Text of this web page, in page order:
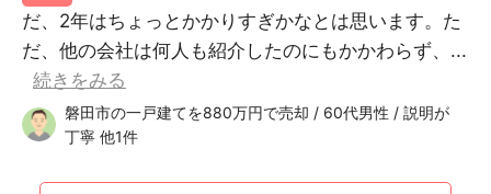
だ、2年はちょっとかかりすぎかなとは思います。た
だ、他の会社は何人も紹介したのにもかかわらず、...
続きをみる
磐田市の一戸建てを880万円で売却 / 60代男性 / 説明が
丁寧 他1件